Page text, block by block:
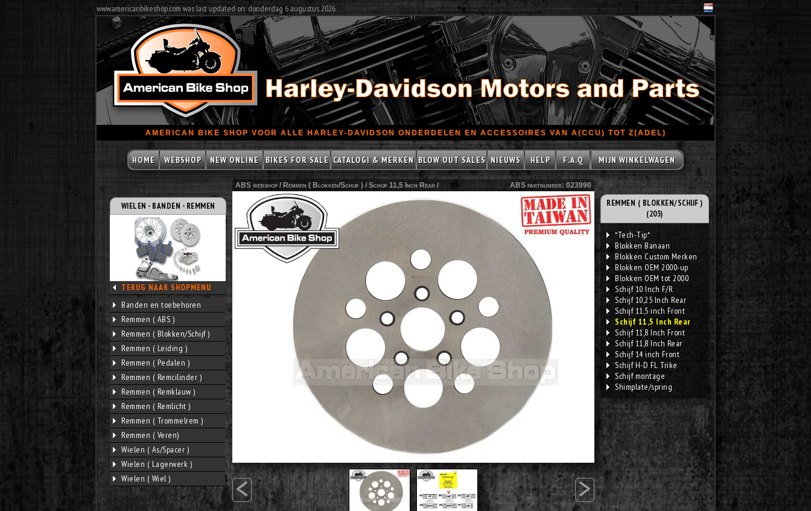
www.americanbikeshop.com was last updated on: donderdag 6 augustus 2026
AMERICAN BIKE SHOP VOOR ALLE HARLEY-DAVIDSON ONDERDELEN EN ACCESSOIRES VAN A(CCU) TOT Z(ADEL)
HOME WEBSHOP NEW ONLINE BIKES FOR SALE CATALOGI & MERKEN BLOW OUT SALES NIEUWS HELP F.A.Q MIJN WINKELWAGEN
WIELEN - BANDEN - REMMEN
TERUG NAAR SHOPMENU
Banden en toebehoren
Remmen ( ABS )
Remmen ( Blokken/Schijf )
Remmen ( Leiding )
Remmen ( Pedalen )
Remmen ( Remcilinder )
Remmen ( Remklauw )
Remmen ( Remlicht )
Remmen ( Trommelrem )
Remmen ( Veren)
Wielen ( As/Spacer )
Wielen ( Lagerwerk )
Wielen ( Wiel )
ABS webshop / Remmen ( Blokken/Schijf ) / Schijf 11,5 Inch Rear / ABS partnumber: 023990
< >
REMMEN ( BLOKKEN/SCHIJF )
(203)
*Tech-Tip*
Blokken Banaan
Blokken Custom Merken
Blokken OEM 2000-up
Blokken OEM tot 2000
Schijf 10 Inch F/R
Schijf 10,25 Inch Rear
Schijf 11,5 inch Front
Schijf 11,5 Inch Rear
Schijf 11,8 Inch Front
Schijf 11,8 Inch Rear
Schijf 14 inch Front
Schijf H-D FL Trike
Schijf montage
Shimplate/spring